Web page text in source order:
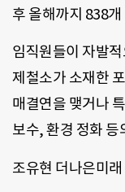
후 올해까지 838
임직원들이 자발
제철소가 소재한
매결연을 맺거나
보수, 환경 정화 등
조유현 더나은미